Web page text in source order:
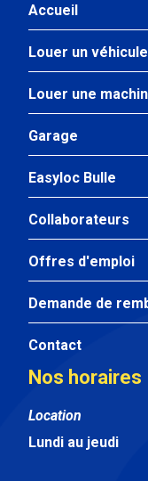
Accueil
Louer un véhicule
Louer une
Garage
Easyloc Bulle
Collaborateurs
Offres d'emploi
Demande de
Contact
Nos horaires
Location
Lundi au jeudi